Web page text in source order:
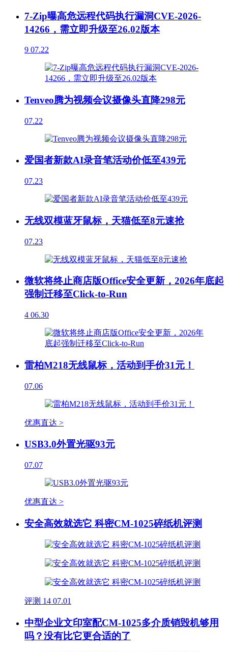
7-Zip曝高危远程代码执行漏洞CVE-2026-
14266，需立即升级至26.02版本
9 07.22
Tenveo腾为视频会议摄像头直降298元
07.22
爱国者新款AI录音笔活动价低至439元
07.23
无线双模蓝牙鼠标，天猫低至8元速抢
07.23
微软将终止商店版Office安全更新，2026年底起
强制迁移至Click-to-Run
4 06.30
雷柏M218无线鼠标，活动到手价31元！
07.06
优惠直达 >
USB3.0外置光驱93元
07.07
优惠直达 >
安全高效就选它 科密CM-1025碎纸机评测
评测 14 07.01
中型企业文印室配CM-1025多介质销毁机够用
吗？没有比它更合适的了